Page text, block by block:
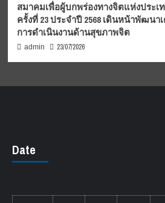
สมาคมเพื่อผู้บกพร่องทางจิตแห่งประ
ครั้งที่ 23 ประจำปี 2568 เดินหน้าพัฒน
การดำเนินงานด้านสุขภาพจิต
admin 23/07/2026
Date